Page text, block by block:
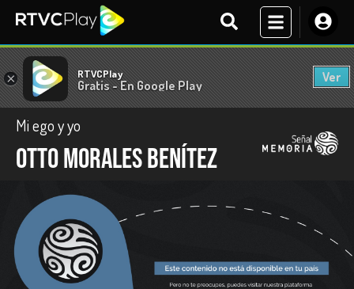
× RTVCPlay
Gratis - En Google Play
Ver
Mi ego y yo
Otto Morales Benítez